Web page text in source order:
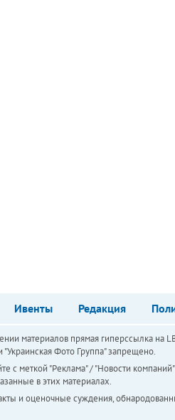
Ивенты Редакция
материалов прямая гиперссылка на
"Украинская Фото Группа" запрещено.
с меткой "Реклама" / "Новости
в этих материалах.
и оценочные суждения,